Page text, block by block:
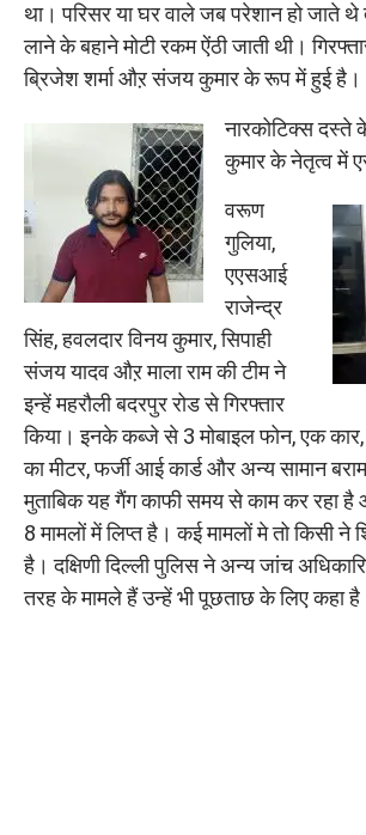
था। परिसर या घर वाले जब परेशान हो जाते थे
लाने के बहाने मोटी रकम ऐंठी जाती थी।
ब्रिजेश शर्मा औऱ संजय कुमार के रूप में हुई है।
नारकोटिक्स दस्ते
कुमार के नेतृत्व में
वरूण
गुलिया,
एएसआई
राजेन्द्र
सिंह, हवलदार विनय कुमार, सिपाही
संजय यादव औऱ माला राम की टीम ने
इन्हें महरौली बदरपुर रोड से गिरफ्तार
किया। इनके कब्जे से 3 मोबाइल फोन, एक कार,
का मीटर, फर्जी आई कार्ड और अन्य सामान
मुताबिक यह गैंग काफी समय से काम कर रहा
8 मामलों में लिप्त है। कई मामलों मे तो किसी ने
है। दक्षिणी दिल्ली पुलिस ने अन्य जांच
तरह के मामले हैं उन्हें भी पूछताछ के लिए कहा